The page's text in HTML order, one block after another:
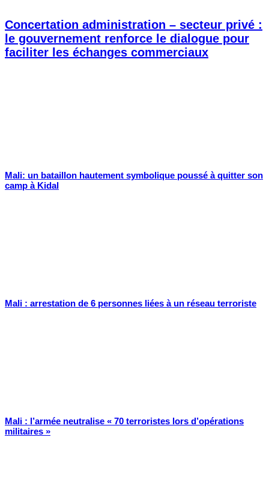
Concertation administration – secteur privé :
le gouvernement renforce le dialogue pour
faciliter les échanges commerciaux
Mali: un bataillon hautement symbolique poussé à quitter son
camp à Kidal
Mali : arrestation de 6 personnes liées à un réseau terroriste
Mali : l’armée neutralise « 70 terroristes lors d’opérations
militaires »